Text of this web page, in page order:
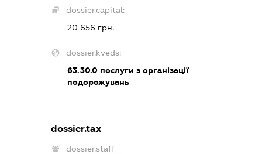
dossier.capital:
20 656 грн.
dossier.kveds:
63.30.0послуги з організації
подорожувань
dossier.tax
dossier.staff